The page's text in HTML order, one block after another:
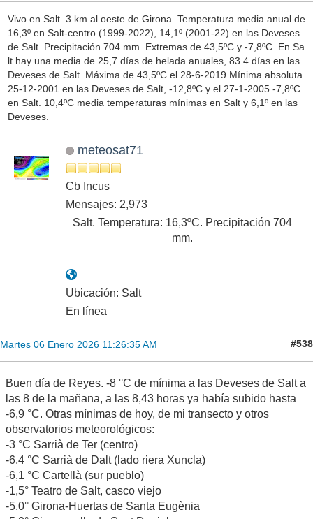
Vivo en Salt. 3 km al oeste de Girona. Temperatura media anual de
16,3º en Salt-centro (1999-2022), 14,1º (2001-22) en las Deveses
de Salt. Precipitación 704 mm. Extremas de 43,5ºC y -7,8ºC. En Sa
lt hay una media de 25,7 días de helada anuales, 83.4 días en las
Deveses de Salt. Máxima de 43,5ºC el 28-6-2019.Mínima absoluta
25-12-2001 en las Deveses de Salt, -12,8ºC y el 27-1-2005 -7,8ºC
en Salt. 10,4ºC media temperaturas mínimas en Salt y 6,1º en las
Deveses.
meteosat71
Cb Incus
Mensajes: 2,973
Salt. Temperatura: 16,3ºC. Precipitación 704
mm.
Ubicación: Salt
En línea
Martes 06 Enero 2026 11:26:35 AM #538
Buen día de Reyes. -8 °C de mínima a las Deveses de Salt a
las 8 de la mañana, a las 8,43 horas ya había subido hasta
-6,9 °C. Otras mínimas de hoy, de mi transecto y otros
observatorios meteorológicos:
-3 °C Sarrià de Ter (centro)
-6,4 °C Sarrià de Dalt (lado riera Xuncla)
-6,1 °C Cartellà (sur pueblo)
-1,5° Teatro de Salt, casco viejo
-5,0° Girona-Huertas de Santa Eugènia